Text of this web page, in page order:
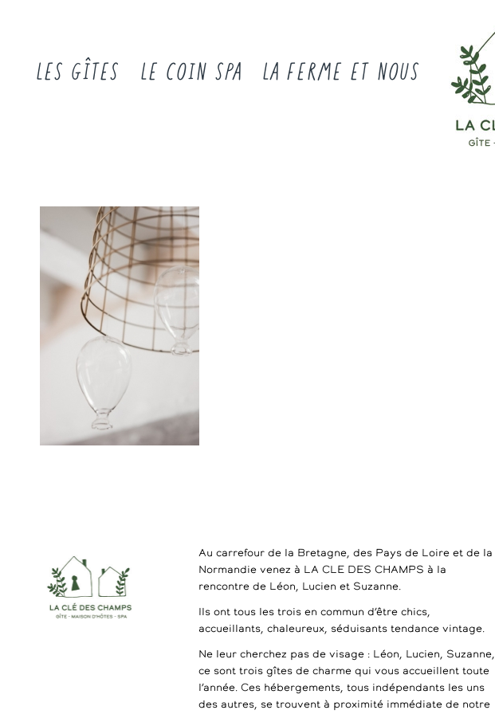
LES GÎTES LE COIN SPA LA FERME ET NOUS
Au carrefour de la Bretagne, des Pays de Loire et de la
Normandie venez à LA CLE DES CHAMPS à la
rencontre de Léon, Lucien et Suzanne.
Ils ont tous les trois en commun d’être chics,
accueillants, chaleureux, séduisants tendance vintage.
Ne leur cherchez pas de visage : Léon, Lucien, Suzanne,
ce sont trois gîtes de charme qui vous accueillent toute
l’année. Ces hébergements, tous indépendants les uns
des autres, se trouvent à proximité immédiate de notre